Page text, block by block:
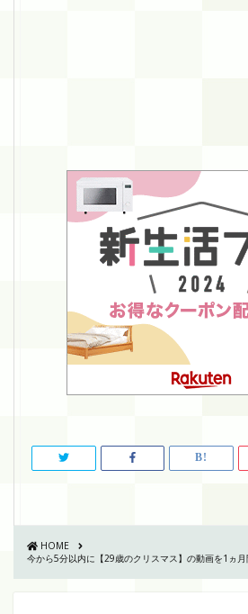
HOME
今から5分以内に【29歳のクリスマス】の動画を1ヵ